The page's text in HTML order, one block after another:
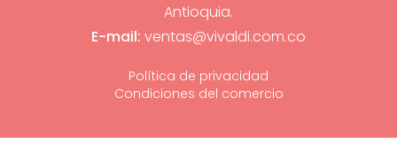
Antioquia.
E-mail: ventas@vivaldi.com.co
Política de privacidad
Condiciones del comercio